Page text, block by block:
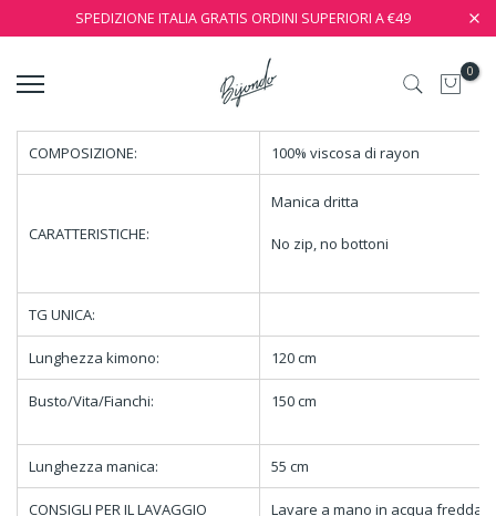
SPEDIZIONE ITALIA GRATIS ORDINI SUPERIORI A €49
0
COMPOSIZIONE: 100% viscosa di rayon
CARATTERISTICHE:
Manica dritta
No zip, no bottoni
TG UNICA:
Lunghezza kimono: 120 cm
Busto/Vita/Fianchi: 150 cm
Lunghezza manica: 55 cm
CONSIGLI PER IL LAVAGGIO Lavare a mano in acqua fredda